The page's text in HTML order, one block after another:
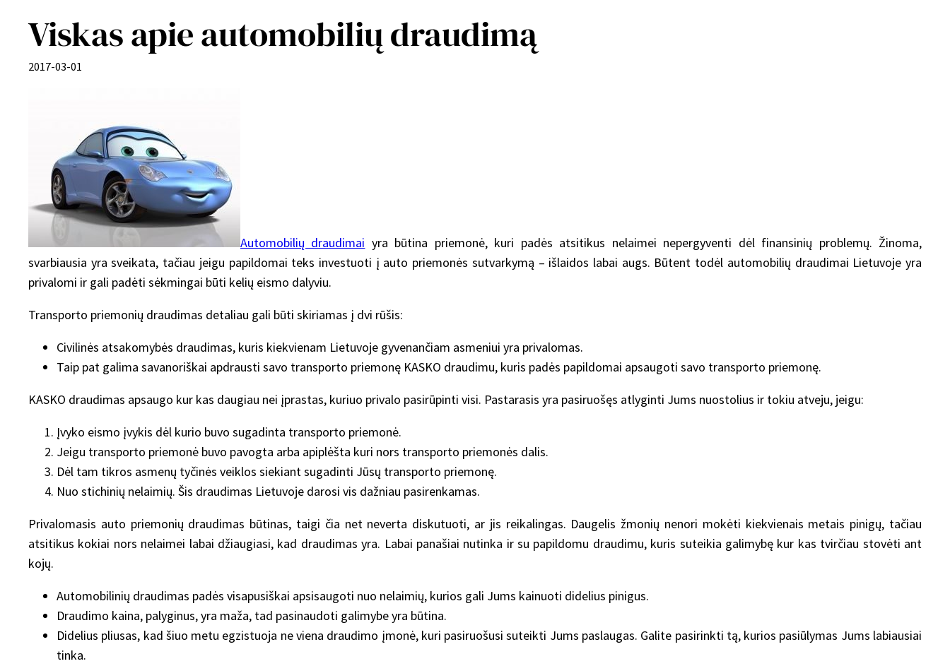
Viskas apie automobilių draudimą
2017-03-01
Automobilių draudimai yra būtina priemonė, kuri padės atsitikus nelaimei nepergyventi dėl finansinių problemų. Žinoma,
svarbiausia yra sveikata, tačiau jeigu papildomai teks investuoti į auto priemonės sutvarkymą – išlaidos labai augs. Būtent todėl automobilių draudimai Lietuvoje yra
privalomi ir gali padėti sėkmingai būti kelių eismo dalyviu.
Transporto priemonių draudimas detaliau gali būti skiriamas į dvi rūšis:
Civilinės atsakomybės draudimas, kuris kiekvienam Lietuvoje gyvenančiam asmeniui yra privalomas.
Taip pat galima savanoriškai apdrausti savo transporto priemonę KASKO draudimu, kuris padės papildomai apsaugoti savo transporto priemonę.
KASKO draudimas apsaugo kur kas daugiau nei įprastas, kuriuo privalo pasirūpinti visi. Pastarasis yra pasiruošęs atlyginti Jums nuostolius ir tokiu atveju, jeigu:
Įvyko eismo įvykis dėl kurio buvo sugadinta transporto priemonė.
Jeigu transporto priemonė buvo pavogta arba apiplėšta kuri nors transporto priemonės dalis.
Dėl tam tikros asmenų tyčinės veiklos siekiant sugadinti Jūsų transporto priemonę.
Nuo stichinių nelaimių. Šis draudimas Lietuvoje darosi vis dažniau pasirenkamas.
Privalomasis auto priemonių draudimas būtinas, taigi čia net neverta diskutuoti, ar jis reikalingas. Daugelis žmonių nenori mokėti kiekvienais metais pinigų, tačiau
atsitikus kokiai nors nelaimei labai džiaugiasi, kad draudimas yra. Labai panašiai nutinka ir su papildomu draudimu, kuris suteikia galimybę kur kas tvirčiau stovėti ant
kojų.
Automobilinių draudimas padės visapusiškai apsisaugoti nuo nelaimių, kurios gali Jums kainuoti didelius pinigus.
Draudimo kaina, palyginus, yra maža, tad pasinaudoti galimybe yra būtina.
Didelius pliusas, kad šiuo metu egzistuoja ne viena draudimo įmonė, kuri pasiruošusi suteikti Jums paslaugas. Galite pasirinkti tą, kurios pasiūlymas Jums labiausiai
tinka.